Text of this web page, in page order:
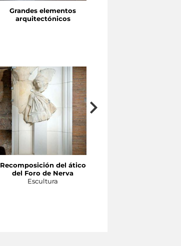
Grandes elementos
arquitectónicos
Recomposición del ático
del Foro de Nerva
Escultura